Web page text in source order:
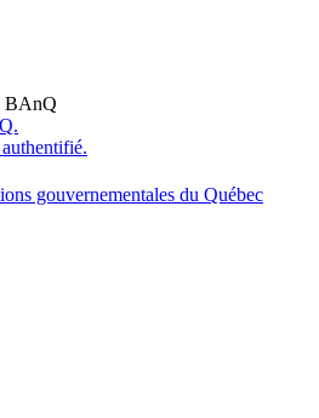
BAnQ
gouvernementales du Québec